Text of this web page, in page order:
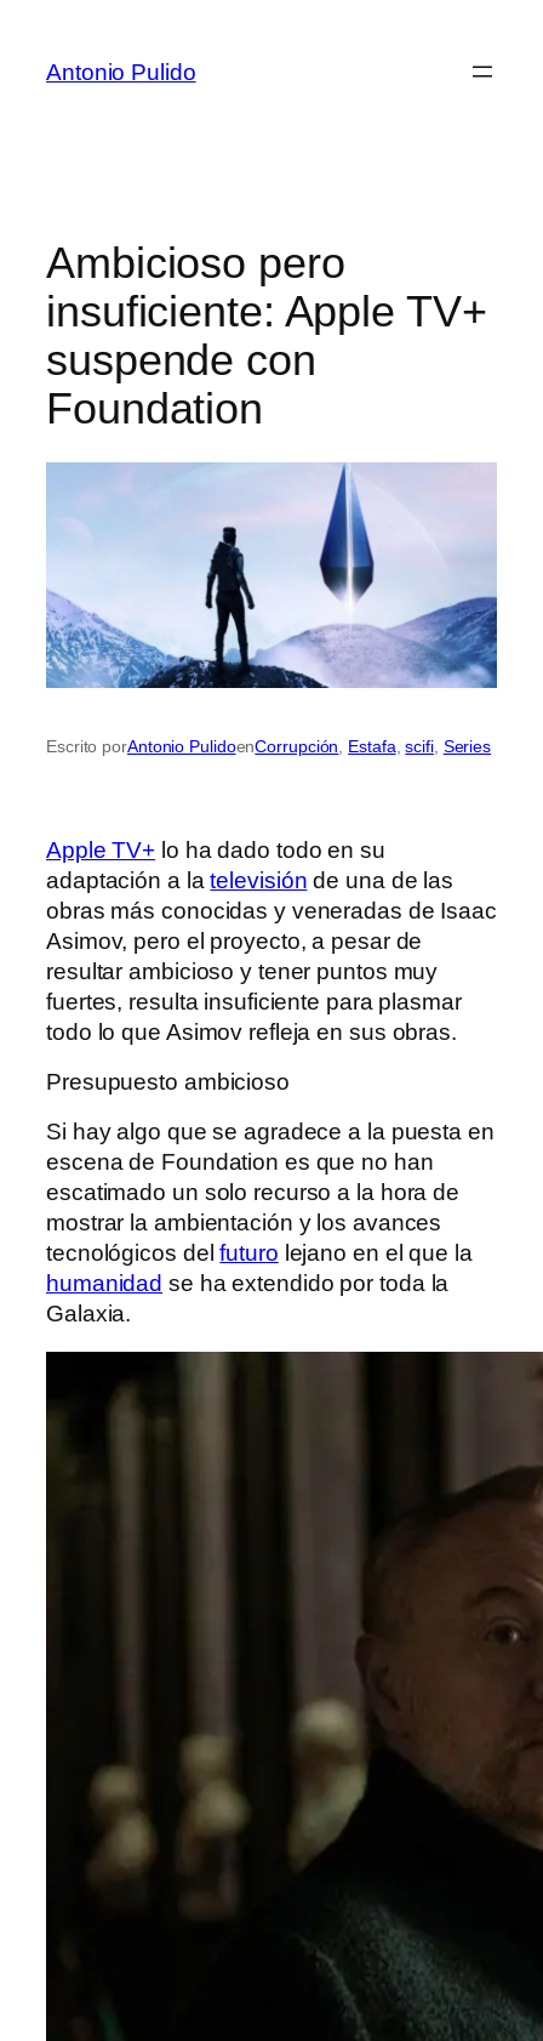
Antonio Pulido
Ambicioso pero
insuficiente: Apple TV+
suspende con
Foundation
Escrito porAntonio PulidoenCorrupción Estafa , scifi, Series
Apple TV+ lo ha dado todo en su
adaptación a latelevisión de una de las
obras más conocidas y veneradas de Isaac
Asimov, pero el proyecto, a pesar de
resultar ambicioso y tener puntos muy
fuertes, resulta insuficiente para plasmar
todo lo que Asimov refleja en sus obras.
Presupuesto ambicioso
Si hay algo que se agradece a la puesta en
escena de Foundation es que no han
escatimado un solo recurso a la hora de
mostrar la ambientación y los avances
tecnológicos delfuturo lejano en el que la
humanidad se ha extendido por toda la
Galaxia.